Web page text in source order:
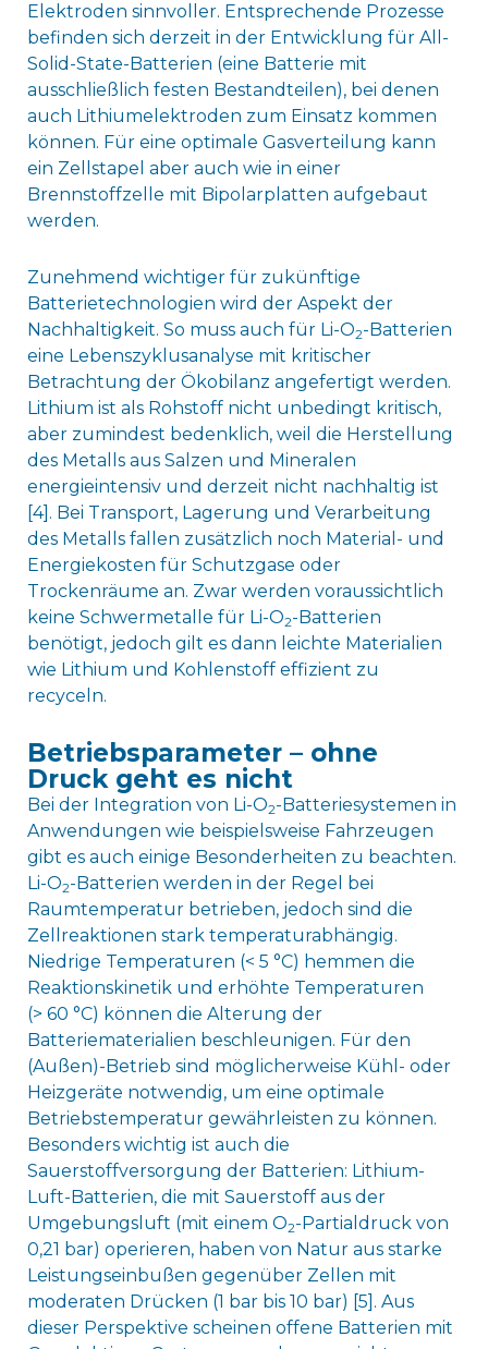
Elektroden sinnvoller. Entsprechende Prozesse
befinden sich derzeit in der Entwicklung für All-
Solid-State-Batterien (eine Batterie mit
ausschließlich festen Bestandteilen), bei denen
auch Lithiumelektroden zum Einsatz kommen
können. Für eine optimale Gasverteilung kann
ein Zellstapel aber auch wie in einer
Brennstoffzelle mit Bipolarplatten aufgebaut
werden.
Zunehmend wichtiger für zukünftige
Batterietechnologien wird der Aspekt der
Nachhaltigkeit. So muss auch für Li-O2-Batterien
eine Lebenszyklusanalyse mit kritischer
Betrachtung der Ökobilanz angefertigt werden.
Lithium ist als Rohstoff nicht unbedingt kritisch,
aber zumindest bedenklich, weil die Herstellung
des Metalls aus Salzen und Mineralen
energieintensiv und derzeit nicht nachhaltig ist
[4]. Bei Transport, Lagerung und Verarbeitung
des Metalls fallen zusätzlich noch Material- und
Energiekosten für Schutzgase oder
Trockenräume an. Zwar werden voraussichtlich
keine Schwermetalle für Li-O2-Batterien
benötigt, jedoch gilt es dann leichte Materialien
wie Lithium und Kohlenstoff effizient zu
recyceln.
Betriebsparameter – ohne
Druck geht es nicht
Bei der Integration von Li-O2-Batteriesystemen in
Anwendungen wie beispielsweise Fahrzeugen
gibt es auch einige Besonderheiten zu beachten.
Li-O2-Batterien werden in der Regel bei
Raumtemperatur betrieben, jedoch sind die
Zellreaktionen stark temperaturabhängig.
Niedrige Temperaturen (< 5 °C) hemmen die
Reaktionskinetik und erhöhte Temperaturen
(> 60 °C) können die Alterung der
Batteriematerialien beschleunigen. Für den
(Außen)-Betrieb sind möglicherweise Kühl- oder
Heizgeräte notwendig, um eine optimale
Betriebstemperatur gewährleisten zu können.
Besonders wichtig ist auch die
Sauerstoffversorgung der Batterien: Lithium-
Luft-Batterien, die mit Sauerstoff aus der
Umgebungsluft (mit einem O2-Partialdruck von
0,21 bar) operieren, haben von Natur aus starke
Leistungseinbußen gegenüber Zellen mit
moderaten Drücken (1 bar bis 10 bar) [5]. Aus
dieser Perspektive scheinen offene Batterien mit